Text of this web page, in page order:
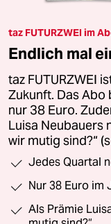
taz FUTURZWEI im
Endlich mal
taz FUTURZWEI
Zukunft. Das
nur 38 Euro.
Luisa Neubauers
wir mutig sind?“
Jedes Quartal
Nur 38 Euro im
Als Prämie